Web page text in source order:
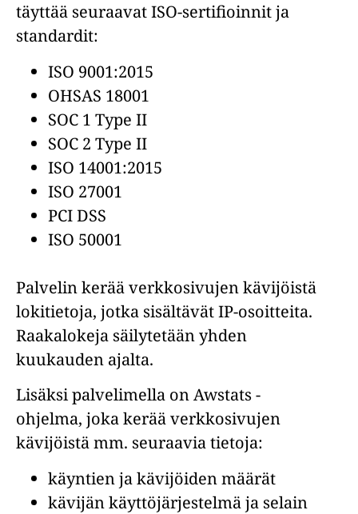
täyttää seuraavat ISO-sertifioinnit ja
standardit:
ISO 9001:2015
OHSAS 18001
SOC 1 Type II
SOC 2 Type II
ISO 14001:2015
ISO 27001
PCI DSS
ISO 50001
Palvelin kerää verkkosivujen kävijöistä
lokitietoja, jotka sisältävät IP-osoitteita.
Raakalokeja säilytetään yhden
kuukauden ajalta.
Lisäksi palvelimella on Awstats -
ohjelma, joka kerää verkkosivujen
kävijöistä mm. seuraavia tietoja:
käyntien ja kävijöiden määrät
kävijän käyttöjärjestelmä ja selain